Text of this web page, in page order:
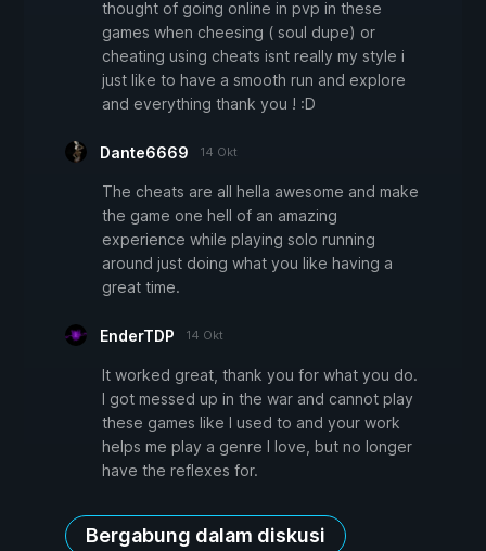
thought of going online in pvp in these
games when cheesing ( soul dupe) or
cheating using cheats isnt really my style i
just like to have a smooth run and explore
and everything thank you ! :D
Dante6669 14 Okt
The cheats are all hella awesome and make
the game one hell of an amazing
experience while playing solo running
around just doing what you like having a
great time.
EnderTDP 14 Okt
It worked great, thank you for what you do.
I got messed up in the war and cannot play
these games like I used to and your work
helps me play a genre I love, but no longer
have the reflexes for.
Bergabung dalam diskusi